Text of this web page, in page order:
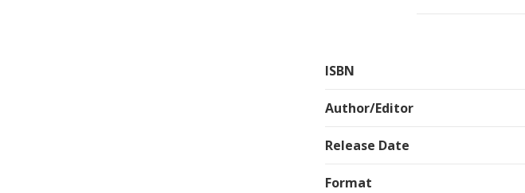
ISBN
Author/Editor
Release Date
Format